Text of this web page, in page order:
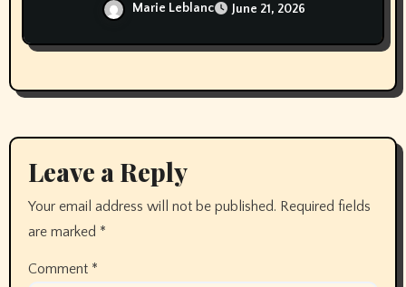
Marie Leblanc June 21, 2026
Leave a Reply
Your email address will not be published. Required fields
are marked *
Comment *